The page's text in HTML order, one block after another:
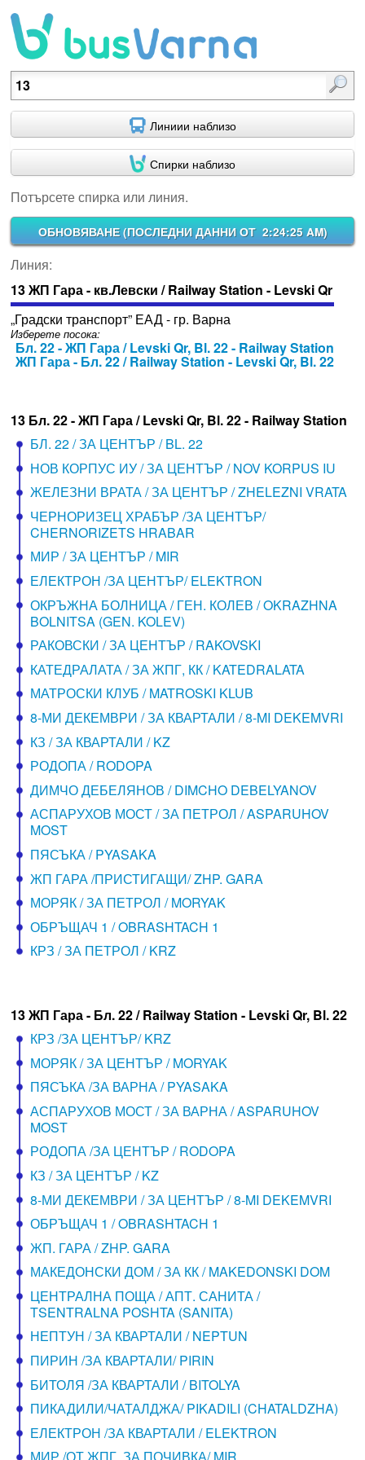
Потърсете спирка или линия.
Линиии наблизо
Спирки наблизо
Потърсете спирка или линия.
ОБНОВЯВАНЕ (ПОСЛЕДНИ ДАННИ ОТ 2:24:25 AM)
Линия:
13 ЖП Гара - кв.Левски / Railway Station - Levski Qr
„Градски транспорт” ЕАД - гр. Варна
Изберете посока:
Бл. 22 - ЖП Гара / Levski Qr, Bl. 22 - Railway Station
ЖП Гара - Бл. 22 / Railway Station - Levski Qr, Bl. 22
13 Бл. 22 - ЖП Гара / Levski Qr, Bl. 22 - Railway Station
БЛ. 22 / ЗА ЦЕНТЪР / BL. 22
НОВ КОРПУС ИУ / ЗА ЦЕНТЪР / NOV KORPUS IU
ЖЕЛЕЗНИ ВРАТА / ЗА ЦЕНТЪР / ZHELEZNI VRATA
ЧЕРНОРИЗЕЦ ХРАБЪР /ЗА ЦЕНТЪР/
CHERNORIZETS HRABAR
МИР / ЗА ЦЕНТЪР / MIR
ЕЛЕКТРОН /ЗА ЦЕНТЪР/ ELEKTRON
ОКРЪЖНА БОЛНИЦА / ГЕН. КОЛЕВ / OKRAZHNA
BOLNITSA (GEN. KOLEV)
РАКОВСКИ / ЗА ЦЕНТЪР / RAKOVSKI
КАТЕДРАЛАТА / ЗА ЖПГ, КК / KATEDRALATA
МАТРОСКИ КЛУБ / MATROSKI KLUB
8-МИ ДЕКЕМВРИ / ЗА КВАРТАЛИ / 8-MI DEKEMVRI
КЗ / ЗА КВАРТАЛИ / KZ
РОДОПА / RODOPA
ДИМЧО ДЕБЕЛЯНОВ / DIMCHO DEBELYANOV
АСПАРУХОВ МОСТ / ЗА ПЕТРОЛ / ASPARUHOV
MOST
ПЯСЪКА / PYASAKA
ЖП ГАРА /ПРИСТИГАЩИ/ ZHP. GARA
МОРЯК / ЗА ПЕТРОЛ / MORYAK
ОБРЪЩАЧ 1 / OBRASHTACH 1
КРЗ / ЗА ПЕТРОЛ / KRZ
13 ЖП Гара - Бл. 22 / Railway Station - Levski Qr, Bl. 22
КРЗ /ЗА ЦЕНТЪР/ KRZ
МОРЯК / ЗА ЦЕНТЪР / MORYAK
ПЯСЪКА /ЗА ВАРНА / PYASAKA
АСПАРУХОВ МОСТ / ЗА ВАРНА / ASPARUHOV
MOST
РОДОПА /ЗА ЦЕНТЪР / RODOPA
КЗ / ЗА ЦЕНТЪР / KZ
8-МИ ДЕКЕМВРИ / ЗА ЦЕНТЪР / 8-MI DEKEMVRI
ОБРЪЩАЧ 1 / OBRASHTACH 1
ЖП. ГАРА / ZHP. GARA
МАКЕДОНСКИ ДОМ / ЗА КК / MAKEDONSKI DOM
ЦЕНТРАЛНА ПОЩА / АПТ. САНИТА /
TSENTRALNA POSHTA (SANITA)
НЕПТУН / ЗА КВАРТАЛИ / NEPTUN
ПИРИН /ЗА КВАРТАЛИ/ PIRIN
БИТОЛЯ /ЗА КВАРТАЛИ / BITOLYA
ПИКАДИЛИ/ЧАТАЛДЖА/ PIKADILI (CHATALDZHA)
ЕЛЕКТРОН /ЗА КВАРТАЛИ / ELEKTRON